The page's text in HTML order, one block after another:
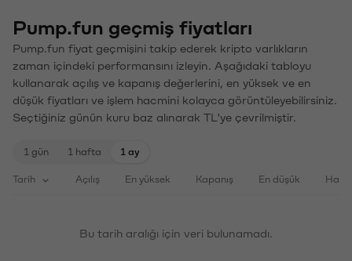
Pump.fun geçmiş fiyatları
Pump.fun fiyat geçmişini takip ederek kripto varlıkların
zaman içindeki performansını izleyin. Aşağıdaki tabloyu
kullanarak açılış ve kapanış değerlerini, en yüksek ve en
düşük fiyatları ve işlem hacmini kolayca görüntüleyebilirsiniz.
Seçtiğiniz günün kuru baz alınarak TL'ye çevrilmiştir.
1 gün 1 hafta 1 ay
Tarih Açılış En yüksek Kapanış En düşük
Bu tarih aralığı için veri bulunamadı.